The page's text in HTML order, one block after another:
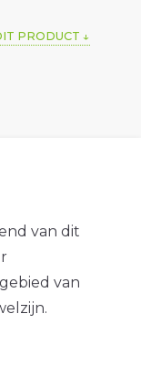
PRODUCT
van dit
van